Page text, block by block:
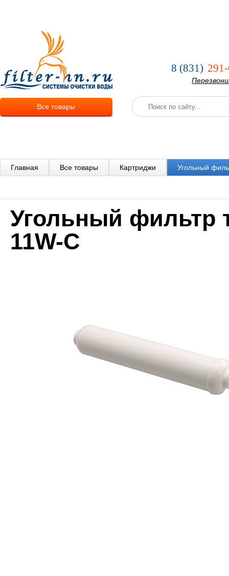
Все товары
8 (831)
Главная Все товары Картриджи Угольный
Угольный фильтр
11W-C